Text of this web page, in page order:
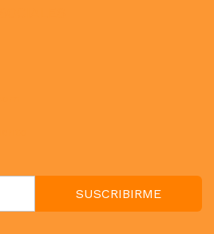
SUSCRIBIRME